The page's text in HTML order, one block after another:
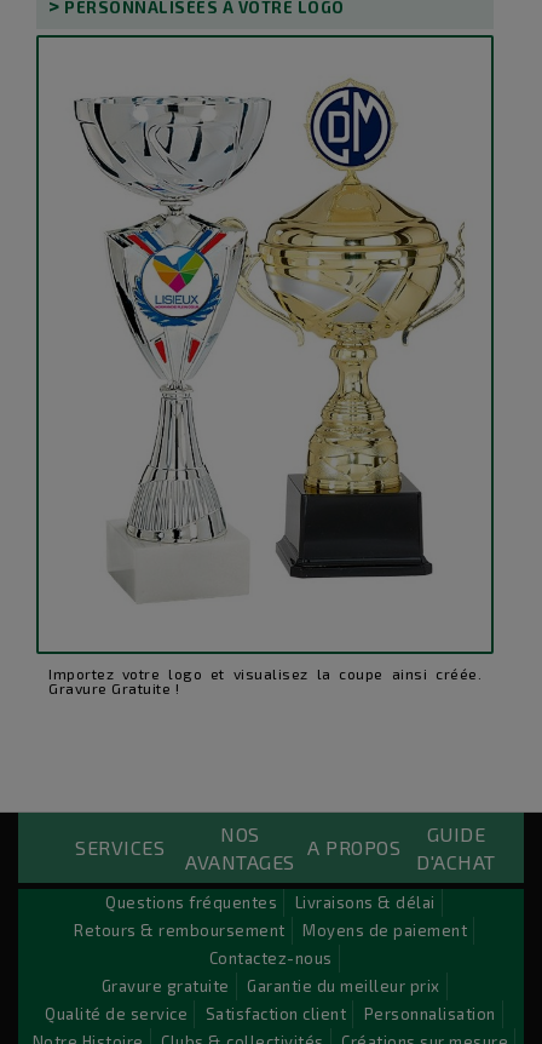
> PERSONNALISÉES À VOTRE LOGO
Importez votre logo et visualisez la coupe ainsi créée.
Gravure Gratuite !
SERVICES
NOS
AVANTAGES
A PROPOS
GUIDE
D'ACHAT
Questions fréquentes
Livraisons & délai
Retours & remboursement
Moyens de paiement
Contactez-nous
Gravure gratuite
Garantie du meilleur prix
Qualité de service
Satisfaction client
Personnalisation
Custom Payements Block
Lorem ipsum dolor sit amet conse ctetu
Sit amet conse ctetur adipisicing elit, sed do eiusmod
tempor incididunt ut labore et dolore magna aliqua. Ut
enim ad minim veniam, quis nostrud exercitation ullamco
laboris nisi ut aliquip ex ea commodo consequat. Duis aute